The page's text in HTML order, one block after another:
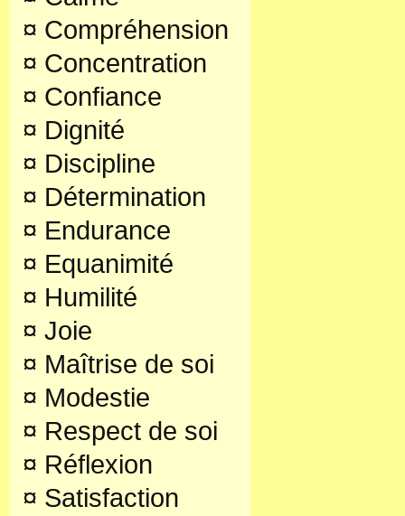
¤ Compréhension
¤ Concentration
¤ Confiance
¤ Dignité
¤ Discipline
¤ Détermination
¤ Endurance
¤ Equanimité
¤ Humilité
¤ Joie
¤ Maîtrise de soi
¤ Modestie
¤ Respect de soi
¤ Réflexion
¤ Satisfaction